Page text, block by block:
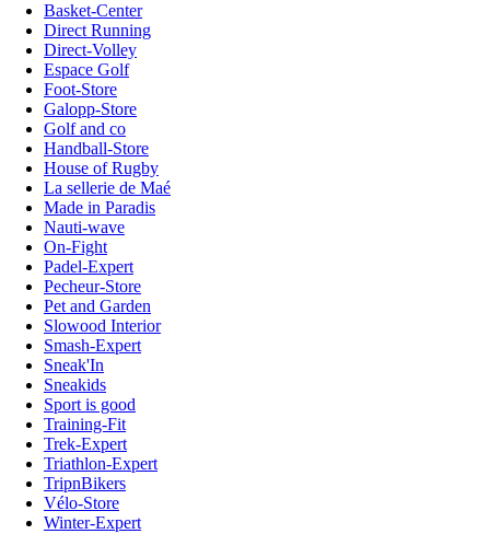
Basket-Center
Direct Running
Direct-Volley
Espace Golf
Foot-Store
Galopp-Store
Golf and co
Handball-Store
House of Rugby
La sellerie de Maé
Made in Paradis
Nauti-wave
On-Fight
Padel-Expert
Pecheur-Store
Pet and Garden
Slowood Interior
Smash-Expert
Sneak'In
Sneakids
Sport is good
Training-Fit
Trek-Expert
Triathlon-Expert
TripnBikers
Vélo-Store
Winter-Expert